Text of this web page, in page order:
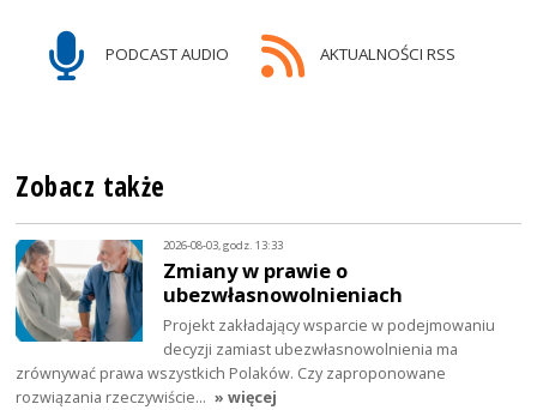
PODCAST AUDIO AKTUALNOŚCI RSS
Zobacz także
2026-08-03, godz. 13:33
Zmiany w prawie o
ubezwłasnowolnieniach
Projekt zakładający wsparcie w podejmowaniu
decyzji zamiast ubezwłasnowolnienia ma
zrównywać prawa wszystkich Polaków. Czy zaproponowane
rozwiązania rzeczywiście… » więcej